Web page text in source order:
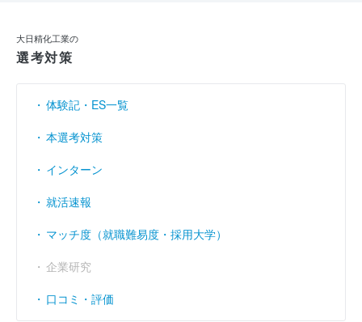
大日精化工業の
選考対策
体験記・ES一覧
本選考対策
インターン
就活速報
マッチ度（就職難易度・採用大学）
企業研究
口コミ・評価